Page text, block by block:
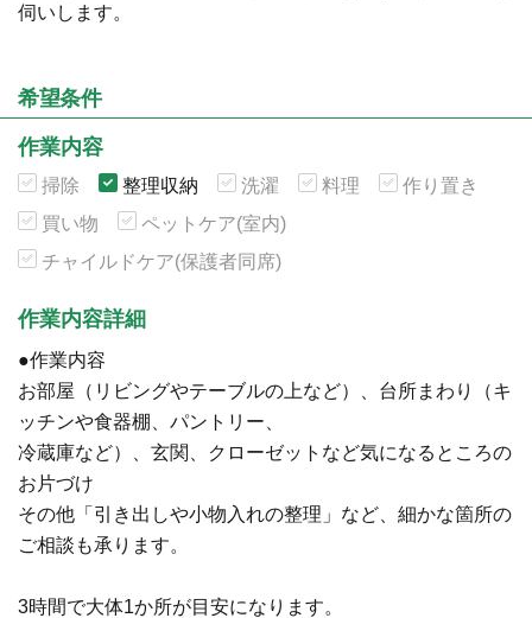
伺いします。
希望条件
作業内容
掃除 整理収納 洗濯 料理
作り置き
買い物
ペットケア(室内)
チャイルドケア(保護者同席)
作業内容詳細
●作業内容
お部屋（リビングやテーブルの上など）、台所まわり（キ
ッチンや食器棚、パントリー、
冷蔵庫など）、玄関、クローゼットなど気になるところの
お片づけ
その他「引き出しや小物入れの整理」など、細かな箇所の
ご相談も承ります。
3時間で大体1か所が目安になります。